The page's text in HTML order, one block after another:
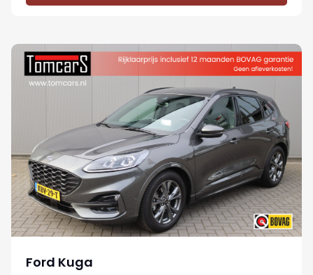
Ford Kuga